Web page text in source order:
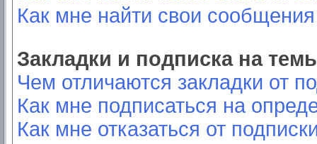
Как мне найти свои
Закладки и подписка на
Чем отличаются закладки от
Как мне подписаться на
Как мне отказаться от